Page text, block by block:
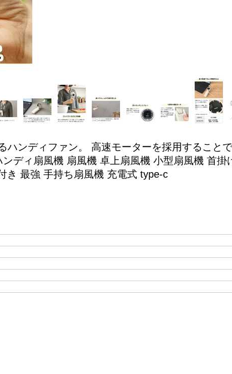
ハンディファン。 高速モーターを採用すること
ディ扇風機 扇風機 卓上扇風機 小型扇風機 首
き 最強 手持ち扇風機 充電式 type-c